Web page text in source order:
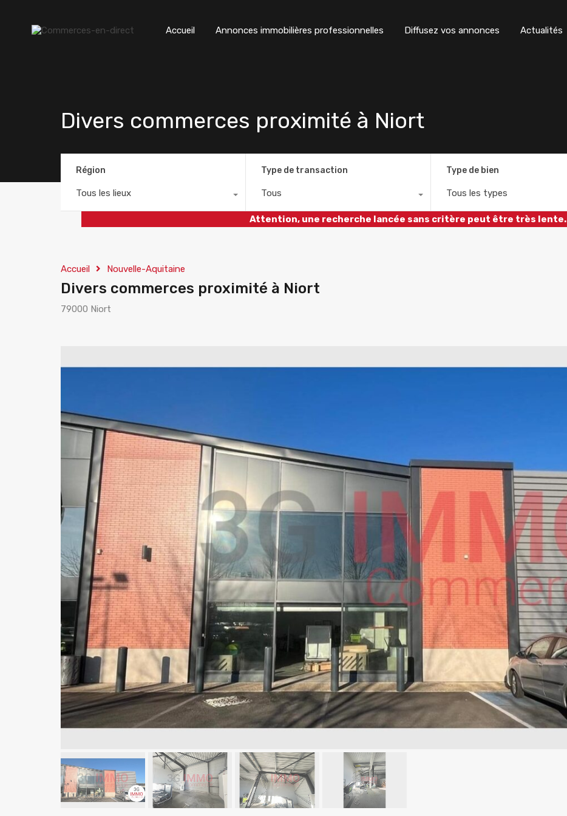
Accueil Annonces immobilières professionnelles Diffusez vos annonces Actualités
Divers commerces proximité à Niort
Région
Tous les lieux
Type de transaction
Tous
Type de bien
Tous les types
Attention, une recherche lancée sans critère peut être très lente.
Accueil Nouvelle-Aquitaine
Divers commerces proximité à Niort
79000 Niort